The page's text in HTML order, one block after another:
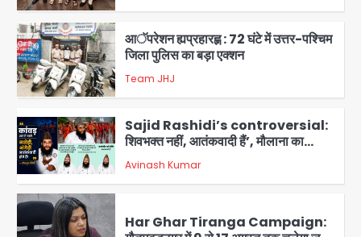
4
आॅपरेशन ह्यप्रहारह्ण : 72 घंटे में उत्तर-पश्चिम
Team JHJ
5
Sajid Rashidi’s controversial:
कांवड़ियों पर विवादित बयान, BJP विधायक ने
कराई FIR, NSA की मांग
Avinash Kumar
जागरूकता महाअभियान, डीएम ने की समीक्षा
Avinash Kumar